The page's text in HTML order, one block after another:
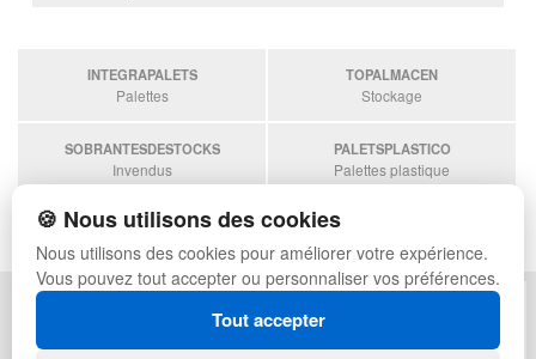
INTEGRAPALETS
Palettes
TOPALMACEN
Stockage
SOBRANTESDESTOCKS
Invendus
PALETSPLASTICO
Palettes plastique
ESTANTERIASKIT
Estanterias
POLITIQUE DE CONFIDENTIALITÉ
PLAN DU SITE
🍪 Nous utilisons des cookies
Nous utilisons des cookies pour améliorer votre expérience.
Vous pouvez tout accepter ou personnaliser vos préférences.
Tout accepter